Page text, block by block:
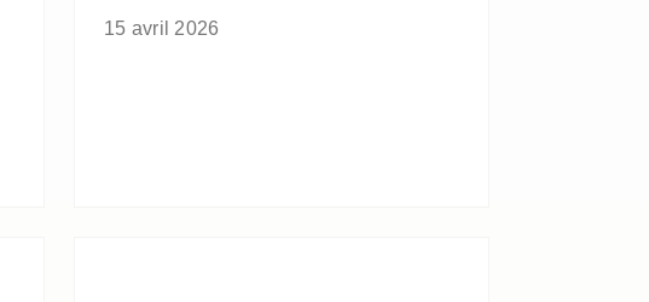
15 avril 2026